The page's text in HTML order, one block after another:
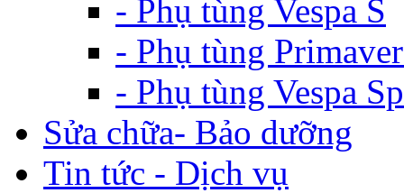
- Phụ tùng Vespa S
- Phụ tùng
- Phụ tùng Vespa
Sửa chữa- Bảo dưỡng
Tin tức - Dịch vụ